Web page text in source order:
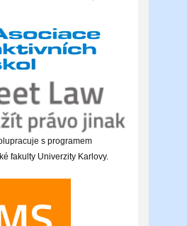
s programem
fakulty Univerzity Karlovy.